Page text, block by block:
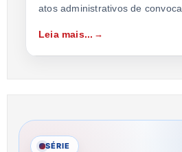
atos administrativos de
Leia mais...
SÉRIE